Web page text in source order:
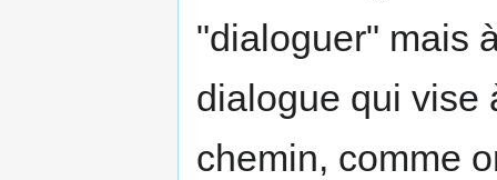
"dialoguer" mais
dialogue qui vise
chemin, comme